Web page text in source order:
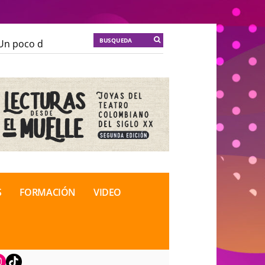
poco de locura para la cordura
Soma
Soma
de Teatro Rosa
FORMACIÓN VIDEO
TikTok